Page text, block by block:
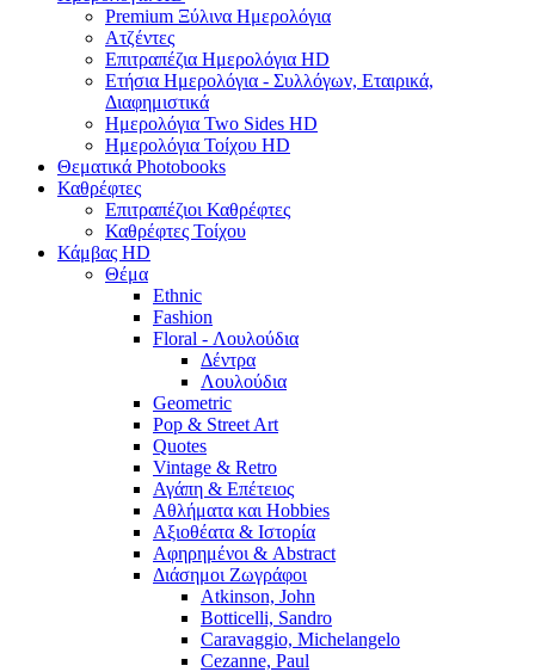
Premium Ξύλινα Ημερολόγια
Ατζέντες
Επιτραπέζια Ημερολόγια HD
Ετήσια Ημερολόγια - Συλλόγων, Εταιρικά,
Διαφημιστικά
Ημερολόγια Two Sides HD
Ημερολόγια Τοίχου HD
Θεματικά Photobooks
Καθρέφτες
Επιτραπέζιοι Καθρέφτες
Καθρέφτες Τοίχου
Κάμβας HD
Θέμα
Ethnic
Fashion
Floral - Λουλούδια
Δέντρα
Λουλούδια
Geometric
Pop & Street Art
Quotes
Vintage & Retro
Αγάπη & Επέτειος
Αθλήματα και Hobbies
Αξιοθέατα & Ιστορία
Αφηρημένοι & Abstract
Διάσημοι Ζωγράφοι
Atkinson, John
Botticelli, Sandro
Caravaggio, Michelangelo
Cezanne, Paul